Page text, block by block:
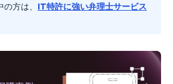
方は、 IT特許に強い弁理士サービス